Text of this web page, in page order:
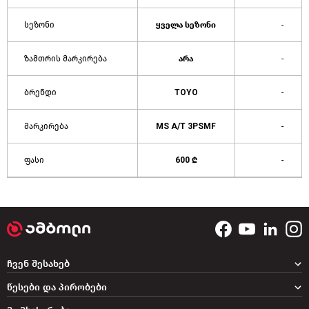
სეზონი ყველა სეზონი -
ზამთრის მარკირება არა -
ბრენდი TOYO -
მარკირება MS A/T 3PSMF -
ფასი 600 ₾ -
ჩვენ შესახებ
წესები და პირობები